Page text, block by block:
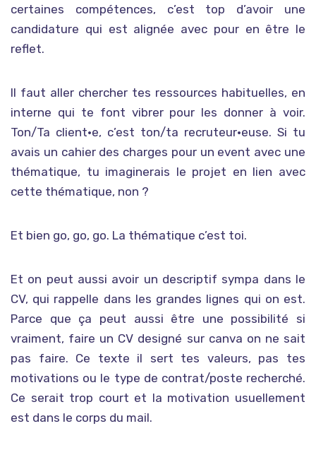
certaines compétences, c’est top d’avoir une
candidature qui est alignée avec pour en être le
reflet.
Il faut aller chercher tes ressources habituelles, en
interne qui te font vibrer pour les donner à voir.
Ton/Ta client•e, c’est ton/ta recruteur•euse. Si tu
avais un cahier des charges pour un event avec une
thématique, tu imaginerais le projet en lien avec
cette thématique, non ?
Et bien go, go, go. La thématique c’est toi.
Et on peut aussi avoir un descriptif sympa dans le
CV, qui rappelle dans les grandes lignes qui on est.
Parce que ça peut aussi être une possibilité si
vraiment, faire un CV designé sur canva on ne sait
pas faire. Ce texte il sert tes valeurs, pas tes
motivations ou le type de contrat/poste recherché.
Ce serait trop court et la motivation usuellement
est dans le corps du mail.